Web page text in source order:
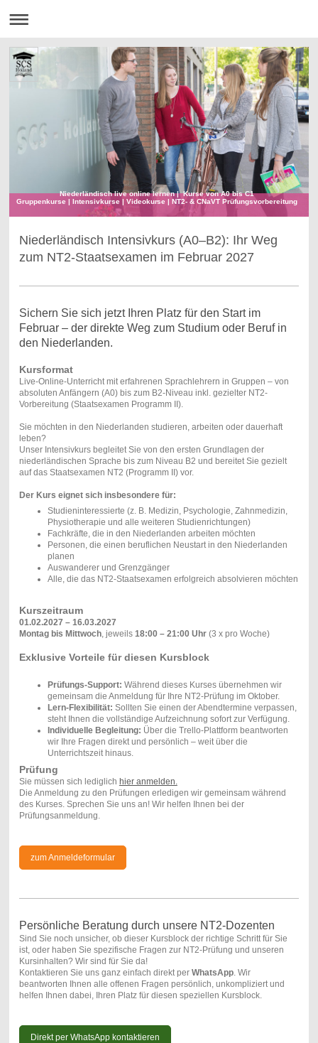
Niederländisch live online lernen | Kurse von A0 bis C1
Gruppenkurse | Intensivkurse | Videokurse | NT2- & CNaVT Prüfungsvorbereitung
Niederländisch Intensivkurs (A0–B2): Ihr Weg
zum NT2-Staatsexamen im Februar 2027
Sichern Sie sich jetzt Ihren Platz für den Start im
Februar – der direkte Weg zum Studium oder Beruf in
den Niederlanden.
Kursformat
Live-Online-Unterricht mit erfahrenen Sprachlehrern in Gruppen – von
absoluten Anfängern (A0) bis zum B2-Niveau inkl. gezielter NT2-
Vorbereitung (Staatsexamen Programm II).
Sie möchten in den Niederlanden studieren, arbeiten oder dauerhaft
leben?
Unser Intensivkurs begleitet Sie von den ersten Grundlagen der
niederländischen Sprache bis zum Niveau B2 und bereitet Sie gezielt
auf das Staatsexamen NT2 (Programm II) vor.
Der Kurs eignet sich insbesondere für:
Studieninteressierte (z. B. Medizin, Psychologie, Zahnmedizin,
Physiotherapie und alle weiteren Studienrichtungen)
Fachkräfte, die in den Niederlanden arbeiten möchten
Personen, die einen beruflichen Neustart in den Niederlanden
planen
Auswanderer und Grenzgänger
Alle, die das NT2-Staatsexamen erfolgreich absolvieren möchten
Kurszeitraum
01.02.2027 – 16.03.2027
Montag bis Mittwoch, jeweils 18:00 – 21:00 Uhr(3 x pro Woche)
Exklusive Vorteile für diesen Kursblock
Prüfungs-Support: Während dieses Kurses übernehmen wir
gemeinsam die Anmeldung für Ihre NT2-Prüfung im Oktober.
Lern-Flexibilität: Sollten Sie einen der Abendtermine verpassen,
steht Ihnen die vollständige Aufzeichnung sofort zur Verfügung.
Individuelle Begleitung: Über die Trello-Plattform beantworten
wir Ihre Fragen direkt und persönlich – weit über die
Unterrichtszeit hinaus.
Prüfung
Sie müssen sich lediglich hier anmelden.
Die Anmeldung zu den Prüfungen erledigen wir gemeinsam während
des Kurses. Sprechen Sie uns an! Wir helfen Ihnen bei der
Prüfungsanmeldung.
zum Anmeldeformular
Persönliche Beratung durch unsere NT2-Dozenten
Sind Sie noch unsicher, ob dieser Kursblock der richtige Schritt für Sie
ist, oder haben Sie spezifische Fragen zur NT2-Prüfung und unseren
Kursinhalten? Wir sind für Sie da!
Kontaktieren Sie uns ganz einfach direkt per WhatsApp. Wir
beantworten Ihnen alle offenen Fragen persönlich, unkompliziert und
helfen Ihnen dabei, Ihren Platz für diesen speziellen Kursblock.
Direkt per WhatsApp kontaktieren